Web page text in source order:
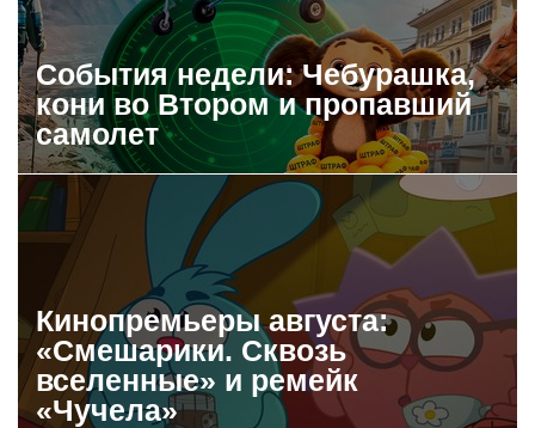
События недели: Чебурашка,
кони во Втором и пропавший
самолет
Кинопремьеры августа:
«Смешарики. Сквозь
вселенные» и ремейк
«Чучела»